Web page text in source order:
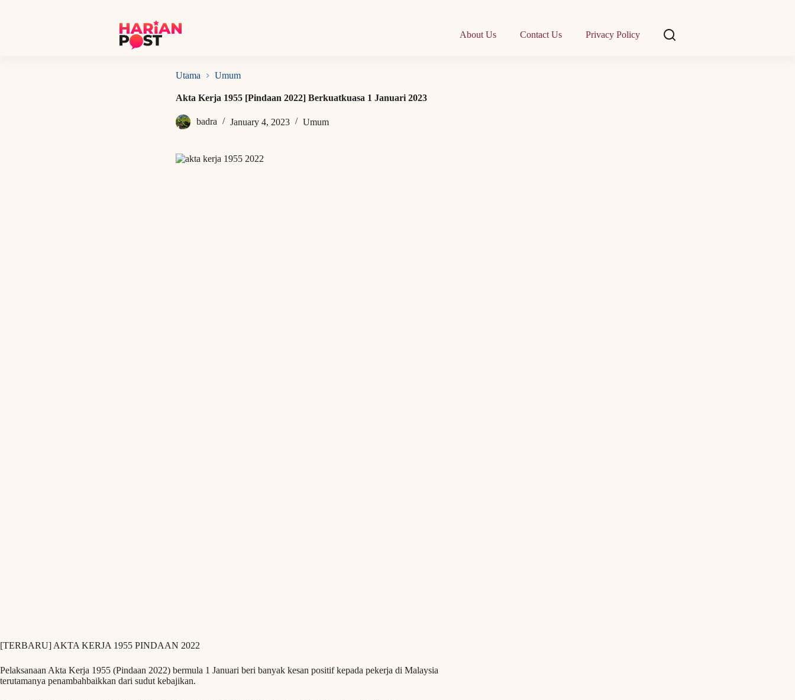
About Us Contact Us Privacy Policy
Utama Umum
Akta Kerja 1955 [Pindaan 2022] Berkuatkuasa 1 Januari 2023
badra January 4, 2023 Umum
[TERBARU] AKTA KERJA 1955 PINDAAN 2022
Pelaksanaan Akta Kerja 1955 (Pindaan 2022) bermula 1 Januari beri banyak kesan positif kepada pekerja di Malaysia
terutamanya penambahbaikkan dari sudut kebajikan.